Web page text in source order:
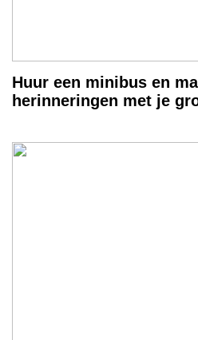
Huur een minibus en
herinneringen met je